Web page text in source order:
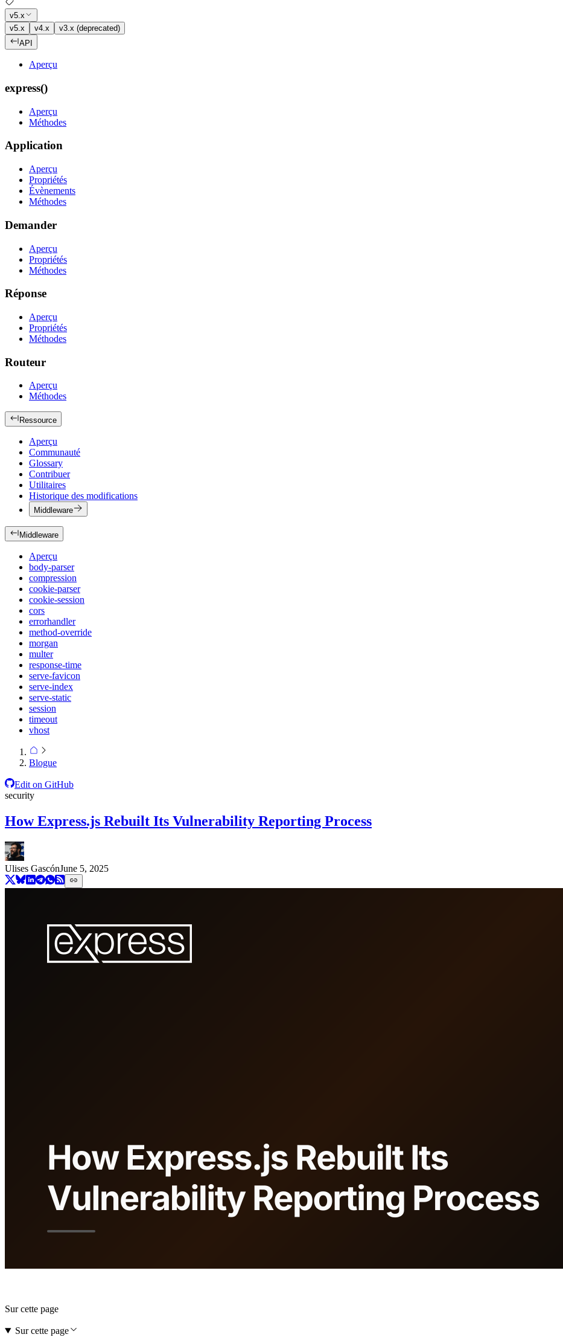
v5.x
v5.x
v4.x
v3.x (deprecated)
API
Aperçu
express()
Aperçu
Méthodes
Application
Aperçu
Propriétés
Évènements
Méthodes
Demander
Aperçu
Propriétés
Méthodes
Réponse
Aperçu
Propriétés
Méthodes
Routeur
Aperçu
Méthodes
Ressource
Aperçu
Communauté
Glossary
Contribuer
Utilitaires
Historique des modifications
Middleware
Middleware
Aperçu
body-parser
compression
cookie-parser
cookie-session
cors
errorhandler
method-override
morgan
multer
response-time
serve-favicon
serve-index
serve-static
session
timeout
vhost
Blogue
Edit on GitHub
security
How Express.js Rebuilt Its Vulnerability Reporting Process
Ulises GascónJune 5, 2025
Sur cette page
Sur cette page